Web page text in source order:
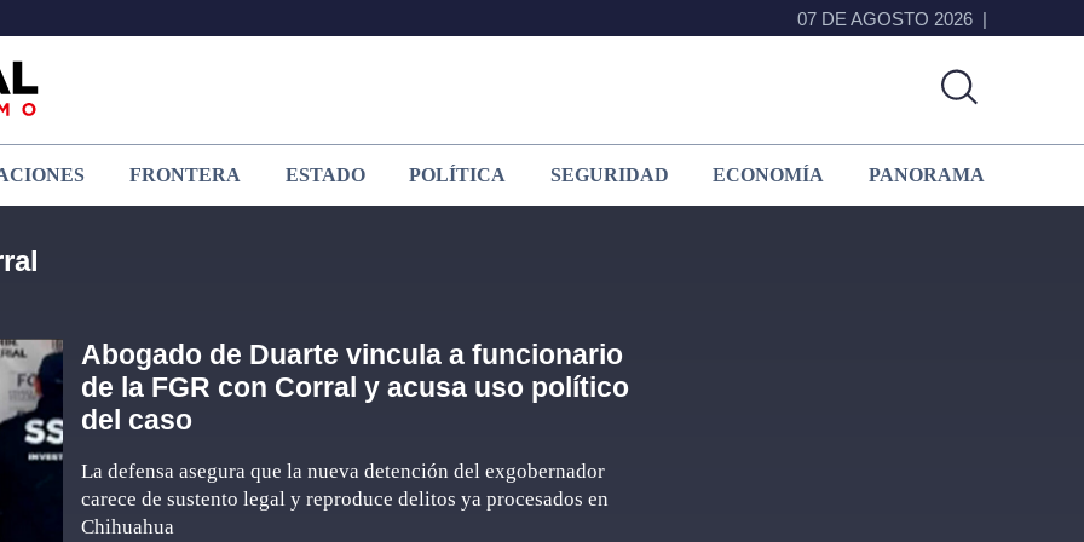
07 DE AGOSTO 2026
FRONTERA ESTADO POLÍTICA SEGURIDAD ECONOMÍA PANORAMA
Abogado de Duarte vincula a funcionario
de la FGR con Corral y acusa uso político
del caso
La defensa asegura que la nueva detención del exgobernador
carece de sustento legal y reproduce delitos ya procesados en
Chihuahua